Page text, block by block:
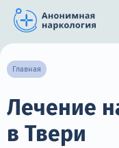
О нас
Наркомания
Главная
Лечение
в Твери